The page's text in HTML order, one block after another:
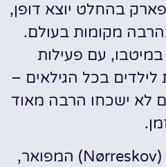
בהחלט יוצא דופן,
מקומות בעולם.
עם פעילות
בכל הגילאים –
לא ישכחו הרבה מאוד
בתוך יער "נורסקוב" (Nørreskov) המפואר,